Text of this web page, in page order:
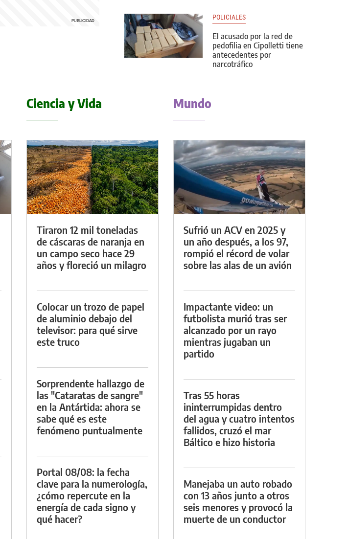
POLICIALES
El acusado por la red de
pedofilia en Cipolletti tiene
antecedentes por
narcotráfico
Ciencia y Vida
Tiraron 12 mil toneladas
de cáscaras de naranja en
un campo seco hace 29
años y floreció un milagro
Colocar un trozo de papel
de aluminio debajo del
televisor: para qué sirve
este truco
Sorprendente hallazgo de
las "Cataratas de sangre"
en la Antártida: ahora se
sabe qué es este
fenómeno puntualmente
Portal 08/08: la fecha
clave para la numerología,
¿cómo repercute en la
energía de cada signo y
qué hacer?
Mundo
Sufrió un ACV en 2025 y
un año después, a los 97,
rompió el récord de volar
sobre las alas de un avión
Impactante video: un
futbolista murió tras ser
alcanzado por un rayo
mientras jugaban un
partido
Tras 55 horas
ininterrumpidas dentro
del agua y cuatro intentos
fallidos, cruzó el mar
Báltico e hizo historia
Manejaba un auto robado
con 13 años junto a otros
seis menores y provocó la
muerte de un conductor